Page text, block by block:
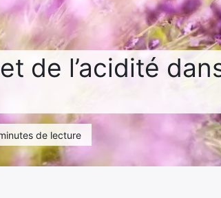
de l’acidité
de lecture